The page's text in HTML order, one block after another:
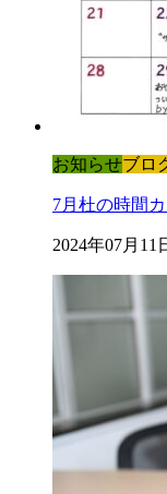
お知らせブロ
7月杜の時間
2024年07月11